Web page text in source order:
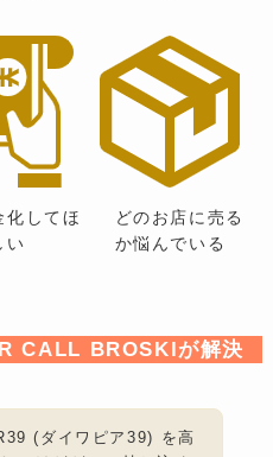
化してほ
い
どのお店に売る
か悩んでいる
CALL BROSKIが解決
(ダイワピア39) を高